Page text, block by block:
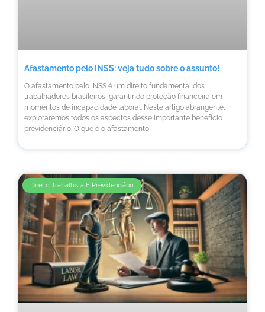
Afastamento pelo INSS: veja tudo sobre o assunto!
O afastamento pelo INSS é um direito fundamental dos
trabalhadores brasileiros, garantindo proteção financeira em
momentos de incapacidade laboral. Neste artigo abrangente,
exploraremos todos os aspectos desse importante benefício
previdenciário. O que é o afastamento
Direito Trabalhista E Previdenciário